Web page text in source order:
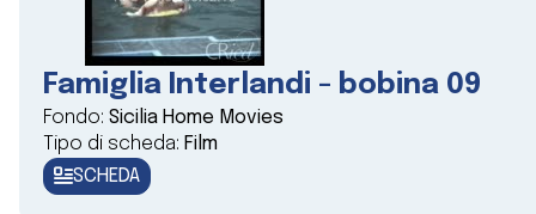
Famiglia Interlandi - bobina 09
Fondo: Sicilia Home Movies
Tipo di scheda: Film
SCHEDA